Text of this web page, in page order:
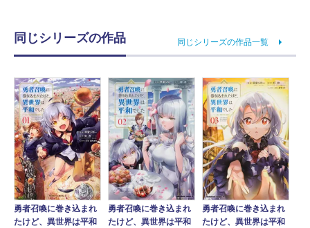
同じシリーズの作品 同じシリーズの作品一覧
勇者召喚に巻き込まれ
たけど、異世界は平和
勇者召喚に巻き込まれ
たけど、異世界は平和
勇者召喚に巻き込まれ
たけど、異世界は平和